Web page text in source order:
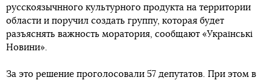
русскоязычнного культурного продукта на территории
области и поручил создать группу, которая будет
разъяснять важность моратория, сообщают «Українські
Новини».
За это решение проголосовали 57 депутатов. При этом в